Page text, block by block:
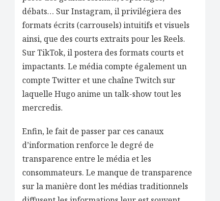
débats… Sur Instagram, il privilégiera des
formats écrits (carrousels) intuitifs et visuels
ainsi, que des courts extraits pour les Reels.
Sur TikTok, il postera des formats courts et
impactants. Le média compte également un
compte Twitter et une chaîne Twitch sur
laquelle Hugo anime un talk-show tout les
mercredis.
Enfin, le fait de passer par ces canaux
d’information renforce le degré de
transparence entre le média et les
consommateurs. Le manque de transparence
sur la manière dont les médias traditionnels